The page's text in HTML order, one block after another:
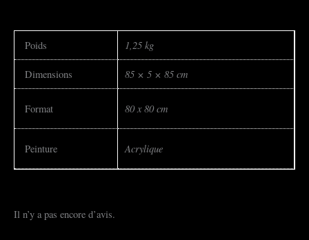
Poids 1,25 kg
Dimensions 85 × 5 × 85 cm
Format 80 x 80 cm
Peinture Acrylique
Il n’y a pas encore d’avis.